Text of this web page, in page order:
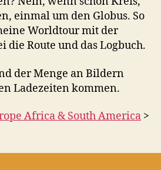
einmal um den Globus. So
Worldtour mit der
die Route und das Logbuch.
der Menge an Bildern
Ladezeiten kommen.
Africa & South America >